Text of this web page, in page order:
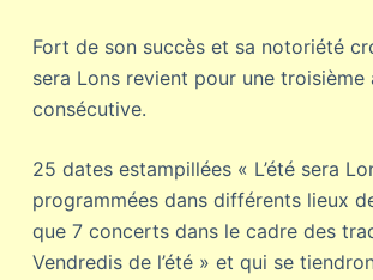
Fort de son succès et sa notoriété
sera Lons revient pour une troisième
consécutive.
25 dates estampillées « L’été sera
programmées dans différents lieux
que 7 concerts dans le cadre des
Vendredis de l’été » et qui se